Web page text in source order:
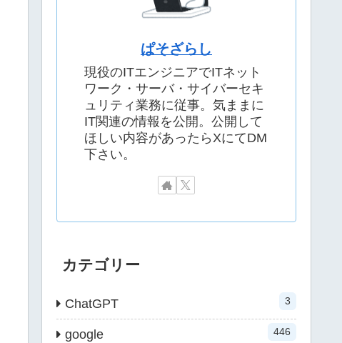
ぱそざらし
現役のITエンジニアでITネット
ワーク・サーバ・サイバーセキ
ュリティ業務に従事。気ままに
IT関連の情報を公開。公開して
ほしい内容があったらXにてDM
下さい。
カテゴリー
ChatGPT 3
google 446